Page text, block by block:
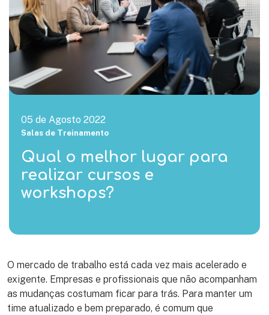
05 de Agosto 2022
Salas de Treinamento
Qual o melhor lugar para
realizar cursos e
workshops?
O mercado de trabalho está cada vez mais acelerado e
exigente. Empresas e profissionais que não acompanham
as mudanças costumam ficar para trás. Para manter um
time atualizado e bem preparado, é comum que